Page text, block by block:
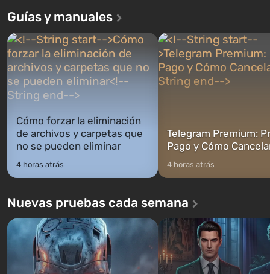
Andreas . Por primera vez, el juego
narra la historia de tres personajes:
Michael, Trevor y Franklin, entre los
cuales podrás cambi...
abrirse primero después de
caigan las bombas n...
Guías y manuales
Cómo forzar la eliminación
de archivos y carpetas que
no se pueden eliminar
4 horas atrás
Telegram Premium:
Pago y Cómo
4 horas atrás
Nuevas pruebas cada semana